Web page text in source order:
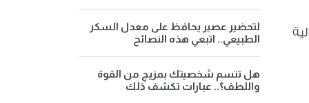
لتحضير عصير يحافظ على معدل السكر
الطبيعي.. اتبعي هذه النصائح
هل تتسم شخصيتك بمزيج من القوة
واللطف؟.. عبارات تكشف ذلك